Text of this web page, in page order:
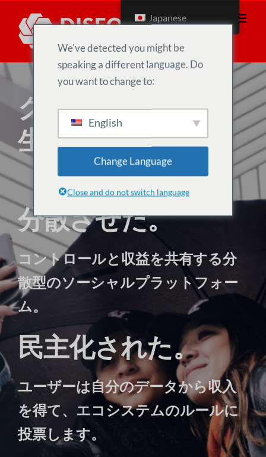
ン
グローバルな社会
生態系の確保
分散させた。
コントロールと収益を共有する分
散型のソーシャルプラットフォー
ム。
民主化された。
ユーザーは自分のデータから収入
を得て、エコシステムのルールに
投票します。
Japanese
We've detected you might be
speaking a different language. Do
you want to change to:
English
Change Language
Close and do not switch language